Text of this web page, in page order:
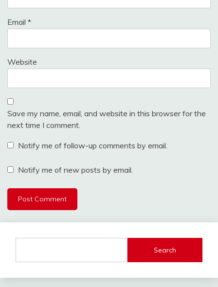
Email *
Website
Save my name, email, and website in this browser for the
next time I comment.
Notify me of follow-up comments by email.
Notify me of new posts by email.
Search